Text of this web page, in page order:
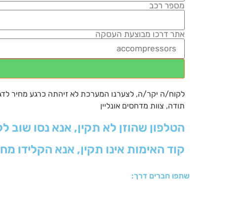
מספר רכב
אתר דרכו מבוצעת העסקה
לקוח/ה יקר/ה, לצערנו המערכת לא זיהתה כרגע מחיר לדגם
תודה, צוות מדחסים אונליין
הטלפון שהוזן לא תקין, אנא נסו שוב
קוד האימות אינו תקין, אנא הקלידו
שתפו חברים דרך: